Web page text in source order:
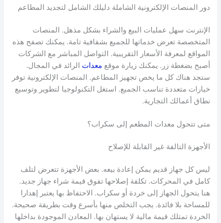
دور المنصات الإلكترونية الشاملة دليلك الشامل لتجديد المطاعم
الإنترنت سهل عمليات البيع والشراء بشكل مذهل. المنصات
المتخصصة تعرض خدماتها للجميع بشفافية تامة. يمكنك تصفح هذه
المواقع لمعرفة الأسعار التقريبية. التواصل المباشر مع الشركات
أصبح بضغطة زر. يمكنك زيارة موقع معدات الرائد في المجال.
ستجد هناك كل ما يخص تجهيز المطاعم. المنصات الإلكترونية توفر
خيارات متعددة تناسب الجميع. استغل التكنولوجيا لتطوير وتوسيع
نطاق أعمالك التجارية.
متى تتحول معدات المطعم إلى سكراب؟
الأجهزة التالفة غير القابلة للإصلاح
ليس كل جهاز قديم يمكن إعادة بيعه. بعض الأجهزة تتعرض لتلف
كامل في المحركات. تكلفة إصلاحها تفوق قيمة شراء جهاز جديد.
هنا يتحول الجهاز إلى خردة أو سكراب. الاحتفاظ بها يعتبر إهدارا
للمساحة بلا فائدة. يجب التخلص منها بأسرع وقت بطريقة صحيحة.
الخردة تمتلك قيمة مالية لا يستهان بها. المعادن الموجودة بداخلها